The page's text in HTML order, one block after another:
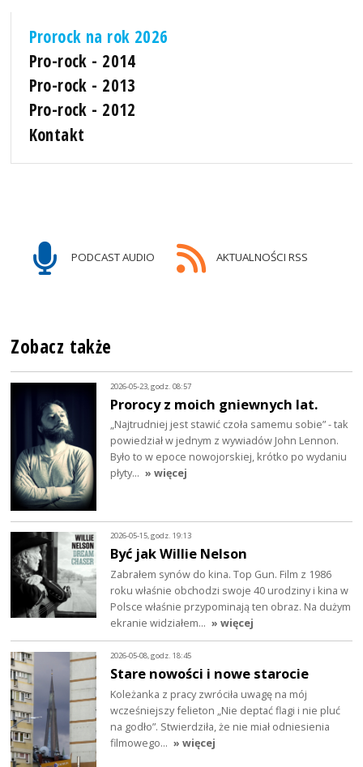
Prorock na rok 2026
Pro-rock - 2014
Pro-rock - 2013
Pro-rock - 2012
Kontakt
PODCAST AUDIO AKTUALNOŚCI RSS
Zobacz także
2026-05-23, godz. 08:57
Prorocy z moich gniewnych lat.
„Najtrudniej jest stawić czoła samemu sobie” - tak
powiedział w jednym z wywiadów John Lennon.
Było to w epoce nowojorskiej, krótko po wydaniu
płyty… » więcej
2026-05-15, godz. 19:13
Być jak Willie Nelson
Zabrałem synów do kina. Top Gun. Film z 1986
roku właśnie obchodzi swoje 40 urodziny i kina w
Polsce właśnie przypominają ten obraz. Na dużym
ekranie widziałem… » więcej
2026-05-08, godz. 18:45
Stare nowości i nowe starocie
Koleżanka z pracy zwróciła uwagę na mój
wcześniejszy felieton „Nie deptać flagi i nie pluć
na godło”. Stwierdziła, że nie miał odniesienia
filmowego… » więcej